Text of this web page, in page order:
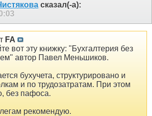
сказал(-а):
FA
вот эту книжку: "Бухгалтерия без
автор Павел Меньшиков.
бухучета, структурировано и
и по трудозатратам. При этом
без пафоса.
рекомендую.